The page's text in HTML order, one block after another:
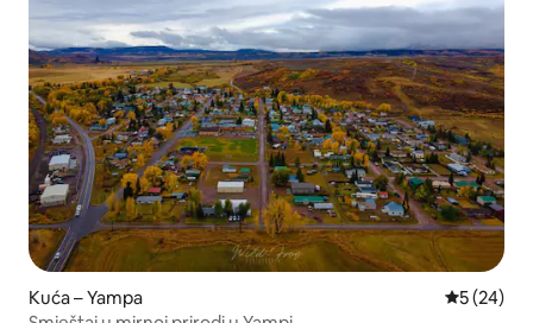
Kuća – Yampa Prosječna
5 (24)